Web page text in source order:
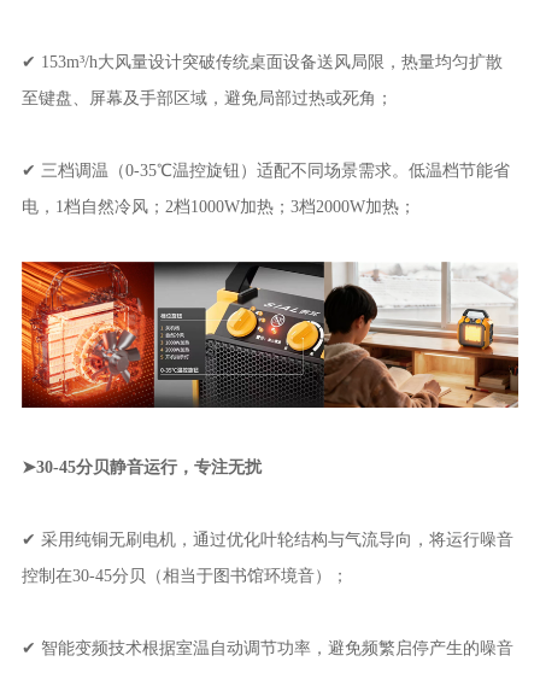
✔ 153m³/h大风量设计突破传统桌面设备送风局限，热量均匀扩散
至键盘、屏幕及手部区域，避免局部过热或死角；
✔ 三档调温（0-35℃温控旋钮）适配不同场景需求。低温档节能省
电，1档自然冷风；2档1000W加热；3档2000W加热；
➤30-45分贝静音运行，专注无扰
✔ 采用纯铜无刷电机，通过优化叶轮结构与气流导向，将运行噪音
控制在30-45分贝（相当于图书馆环境音）；
✔ 智能变频技术根据室温自动调节功率，避免频繁启停产生的噪音